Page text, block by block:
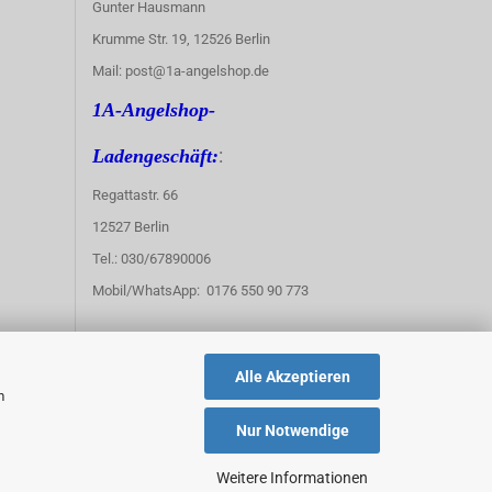
Alle Akzeptieren
Nur Notwendige
Weitere Informationen
Gunter Hausmann
Krumme Str. 19, 12526 Berlin
Mail: post@1a-angelshop.de
1A-Angelshop-
Ladengeschäft::
Regattastr. 66
12527 Berlin
Tel.: 030/67890006
Mobil/WhatsApp: 0176 550 90 773